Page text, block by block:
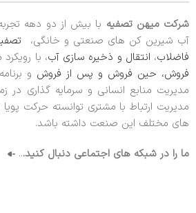
شرکت میهن تصفیه با بیش از دو دهه
آب شیرین کن های صنعتی و خانگی،
فاضلاب، انتقال و ذخیره سازی آب، با
فروش، حین فروش و پس از فروش و
مدیریت منابع انسانی و سرمایه گذاری در
مدیریت ارتباط با مشتری توانسته حرکت
های مختلف این صنعت داشته باشد.
ما را در شبکه های اجتماعی دنبال کنید...